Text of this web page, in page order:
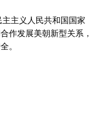
主义人民共和国国家
作发展美朝新型关系，
。